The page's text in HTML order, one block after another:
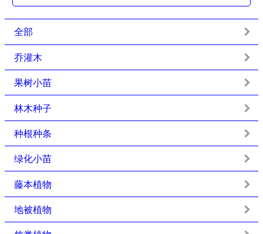
全部
乔灌木
果树小苗
林木种子
种根种条
绿化小苗
藤本植物
地被植物